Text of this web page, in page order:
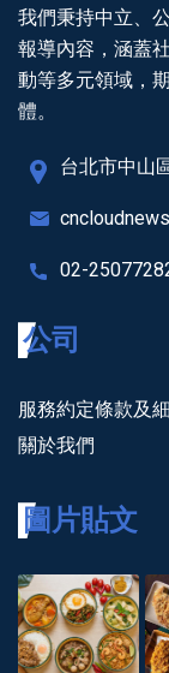
我們秉持中立、
報導內容，涵蓋
動等多元領域，
體。
台北市中山
02-
公司
服務約定條款及
關於我們
圖片貼文